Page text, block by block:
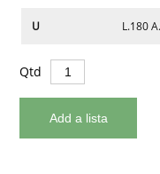
U L.180
Qtd